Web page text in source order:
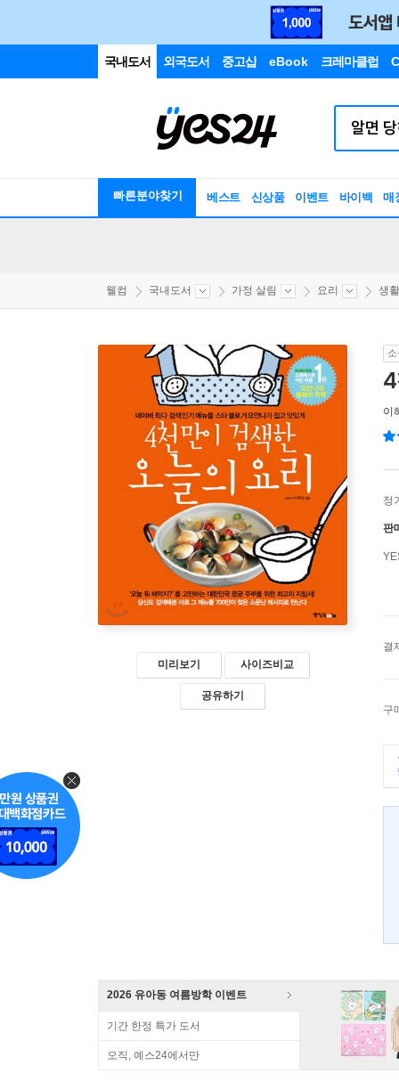
국내도서 외국도서 중고샵 eBook 크레마클럽
빠른분야찾기 베스트 신상품 이벤트 바이백 매
웰컴 국내도서 가정 살림 요리 생
미리보기 사이즈비교
공유하기
이
정
판
결
구
2026 유아동 여름방학 이벤트
기간 한정 특가 도서
오직, 예스24에서만